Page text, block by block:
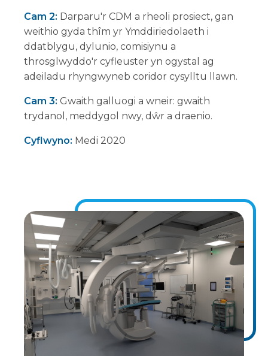
Cam 2: Darparu'r CDM a rheoli prosiect, gan
weithio gyda thîm yr Ymddiriedolaeth i
ddatblygu, dylunio, comisiynu a
throsglwyddo'r cyfleuster yn ogystal ag
adeiladu rhyngwyneb coridor cysylltu llawn.
Cam 3: Gwaith galluogi a wneir: gwaith
trydanol, meddygol nwy, dŵr a draenio.
Cyflwyno: Medi 2020